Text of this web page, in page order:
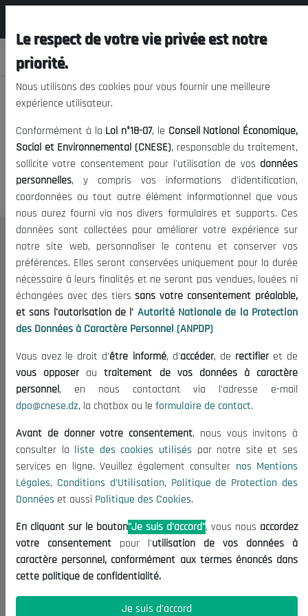
Nous vous prions de nous
excuser, mais l'accès à ce
contenu est restreint.
Le CNESE
A Propos
Le président
Organisation
Publications
Informations utiles
Appels d'offres et Consultations
Mentions Légales
Conditions d'Utilisation
Politique de Protection des Données
Politique des Cookies
Nous Contacter
(+213) 021 98 01 00|01|02
contact@cnese.dz
Suggestions ou Initiatives ?
Newsletter
dernières nouvelles.
Le respect de votre vie privée est notre
priorité.
Nous utilisons des cookies pour vous fournir une meilleure
expérience utilisateur.
Conformément à la Loi n°18-07, le Conseil National Économique,
Social et Environnemental (CNESE), responsable du traitement,
sollicite votre consentement pour l'utilisation de vos données
personnelles, y compris vos informations d'identification,
coordonnées ou tout autre élément informationnel que vous
nous aurez fourni via nos divers formulaires et supports. Ces
données sont collectées pour améliorer votre expérience sur
notre site web, personnaliser le contenu et conserver vos
préférences. Elles seront conservées uniquement pour la durée
nécessaire à leurs finalités et ne seront pas vendues, louées ni
échangées avec des tierssans votre consentement préalable,
et sans l'autorisation de l' Autorité Nationale de la Protection
des Données à Caractère Personnel (ANPDP)
Vous avez le droit d'être informé, d'accéder, de rectifieret de
vous opposerautraitement de vos données à caractère
personnel, en nous contactant via l'adresse e-mail
dpo@cnese.dz, la chatbox ou le formulaire de contact.
Avant de donner votre consentement, nous vous invitons à
consulter la liste des cookies utilisés par notre site et ses
services en ligne. Veuillez également consulter nos Mentions
Légales, Conditions d'Utilisation, Politique de Protection des
Données et aussi Politique des Cookies.
En cliquant sur le bouton"Je suis d'accord", vous nous accordez
votre consentement pour l'utilisation de vos données à
caractère personnel, conformément aux termes énoncés dans
cette politique de confidentialité.
Je suis d'accord